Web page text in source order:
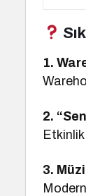
1.
2.
3.